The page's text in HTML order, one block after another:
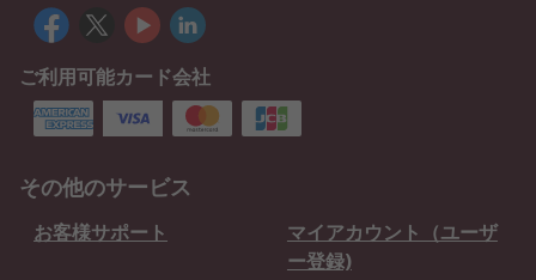
ご利用可能カード会社
その他のサービス
お客様サポート
マイアカウント（ユーザ
ー登録)